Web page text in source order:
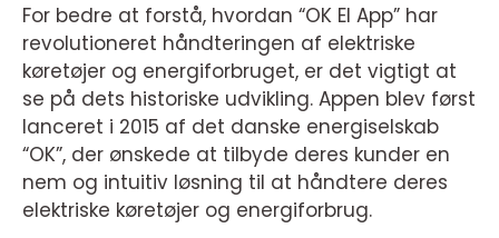
For bedre at forstå, hvordan “OK El App” har
revolutioneret håndteringen af elektriske
køretøjer og energiforbruget, er det vigtigt at
se på dets historiske udvikling. Appen blev først
lanceret i 2015 af det danske energiselskab
“OK”, der ønskede at tilbyde deres kunder en
nem og intuitiv løsning til at håndtere deres
elektriske køretøjer og energiforbrug.